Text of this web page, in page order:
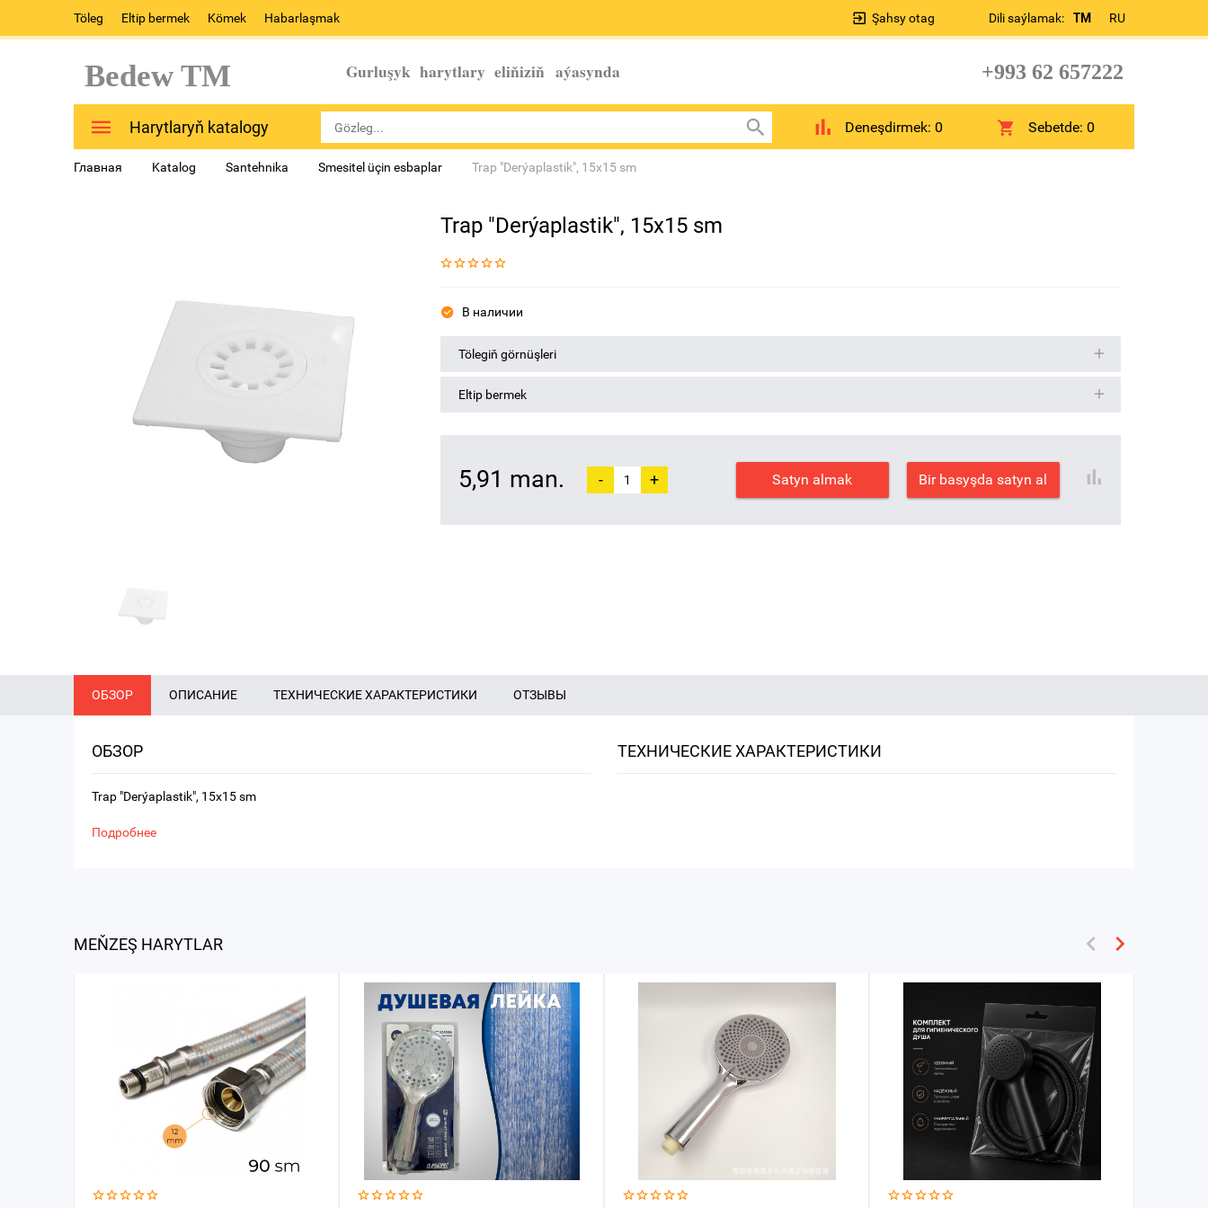
Töleg Eltip bermek Kömek Habarlaşmak Dili saýlamak: TM RU
Şahsy otag
Bedew TM Gurluşyk harytlary eliňiziň aýasynda +993 62 657222
Harytlaryň katalogy Deneşdirmek: 0 Sebetde:0
Главная Katalog Santehnika Smesitel üçin esbaplar Trap "Derýaplastik", 15x15 sm
Trap "Derýaplastik", 15x15 sm
В наличии
Tölegiň görnüşleri
Eltip bermek
5,91 man. - + Satyn almak Bir basyşda satyn al
ОБЗОР ОПИСАНИЕ ТЕХНИЧЕСКИЕ ХАРАКТЕРИСТИКИ ОТЗЫВЫ
ОБЗОР
Trap "Derýaplastik", 15x15 sm
Подробнее
ТЕХНИЧЕСКИЕ ХАРАКТЕРИСТИКИ
MEŇZEŞ HARYTLAR